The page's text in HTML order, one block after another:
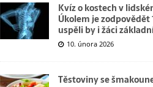
Kvíz o kostech v
Úkolem je zodpovědět
uspěli by i žáci
10. února 2026
Těstoviny se